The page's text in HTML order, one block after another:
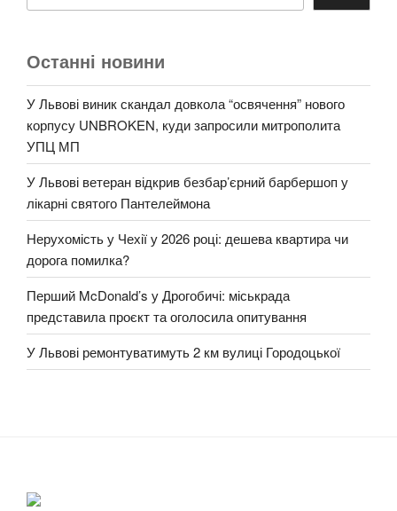
Останні новини
У Львові виник скандал довкола “освячення” нового
корпусу UNBROKEN, куди запросили митрополита
УПЦ МП
У Львові ветеран відкрив безбар’єрний барбершоп у
лікарні святого Пантелеймона
Нерухомість у Чехії у 2026 році: дешева квартира чи
дорога помилка?
Перший McDonald’s у Дрогобичі: міськрада
представила проєкт та оголосила опитування
У Львові ремонтуватимуть 2 км вулиці Городоцької